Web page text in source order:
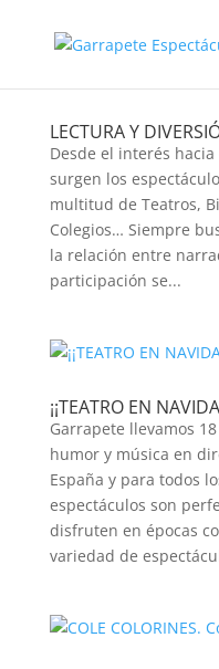
LECTURA Y
Desde el interés
surgen los
multitud de Teatros,
Colegios… Siempre
la relación entre
participación se...
¡¡TEATRO EN
Garrapete llevamos
humor y música en
España y para todos
espectáculos son
disfruten en épocas
variedad de